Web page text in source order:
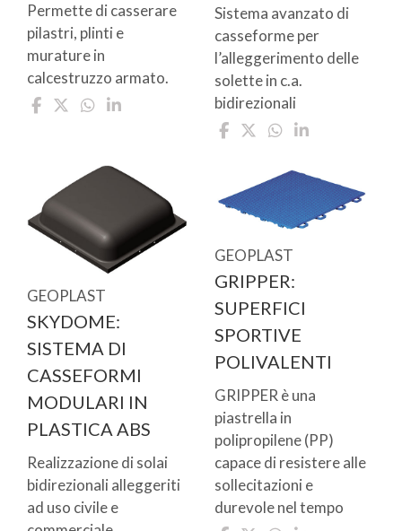
Permette di casserare
pilastri, plinti e
murature in
calcestruzzo armato.
Sistema avanzato di
casseforme per
l’alleggerimento delle
solette in c.a.
bidirezionali
GEOPLAST
SKYDOME:
SISTEMA DI
CASSEFORMI
MODULARI IN
PLASTICA ABS
Realizzazione di solai
bidirezionali alleggeriti
ad uso civile e
GEOPLAST
GRIPPER:
SUPERFICI
SPORTIVE
POLIVALENTI
GRIPPER è una
piastrella in
polipropilene (PP)
capace di resistere alle
sollecitazioni e
durevole nel tempo